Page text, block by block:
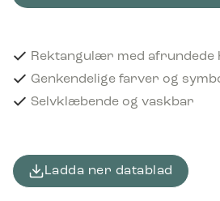
Rektangulær med afrundede
Genkendelige farver og
Selvklæbende og vaskbar
Ladda ner datablad